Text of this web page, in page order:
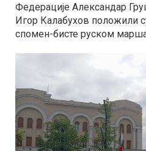
Федерације Александар
Игор Калабухов положили
спомен-бисте руском